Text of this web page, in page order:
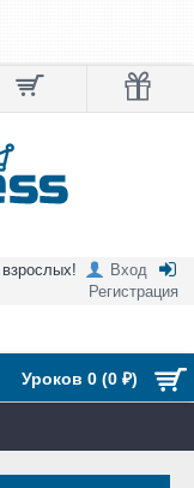
Вход
Регистрация
Уроков 0 (0 ₽)